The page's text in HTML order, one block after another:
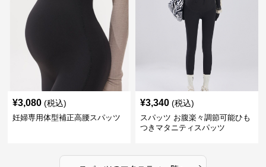
¥3,080 (税込)
妊婦専用体型補正高腰スパッツ
¥3,340 (税込)
スパッツ お腹楽々調節可能ひも
つきマタニティスパッツ